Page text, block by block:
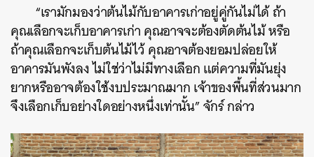
“เรามักมองว่าต้นไม้กับอาคารเก่าอยู่คู่กันไม่ได้ ถ้า
คุณเลือกจะเก็บอาคารเก่า คุณอาจจะต้องตัดต้นไม้ หรือ
ถ้าคุณเลือกจะเก็บต้นไม้ไว้ คุณอาจต้องยอมปล่อยให้
อาคารมันพังลง ไม่ใช่ว่าไม่มีทางเลือก แต่ความที่มันยุ่ง
ยากหรืออาจต้องใช้งบประมาณมาก เจ้าของพื้นที่ส่วนมาก
จึงเลือกเก็บอย่างใดอย่างหนึ่งเท่านั้น” จักร์ กล่าว